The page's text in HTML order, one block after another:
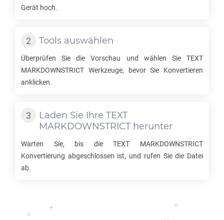
Gerät hoch.
Tools auswählen
Überprüfen Sie die Vorschau und wählen Sie TEXT
MARKDOWNSTRICT Werkzeuge, bevor Sie Konvertieren
anklicken.
Laden Sie Ihre TEXT
MARKDOWNSTRICTherunter
Warten Sie, bis dieTEXT MARKDOWNSTRICT
Konvertierung abgeschlossen ist, und rufen Sie die Datei
ab.